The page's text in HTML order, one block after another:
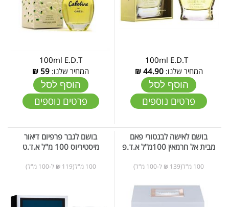
100ml E.D.T
המחיר שלנו:44.90
₪
הוסף לסל
פרטים נוספים
100ml E.D.T
המחיר שלנו: 59
₪
הוסף לסל
פרטים נוספים
בושם לאישה לבנטורי פאם
מבית אל חרמאין 100מ"ל א.ד.פ
100 מ"ל(139 ₪ ל-100 מ"ל)
בושם לגבר פרפיום דיאור
מיסטיריוס 100 מ"ל א.ד.ט
100 מ"ל(119 ₪ ל-100 מ"ל)